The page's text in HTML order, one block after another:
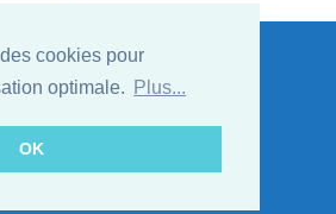
cookies pour
optimale.
Plus...
OK